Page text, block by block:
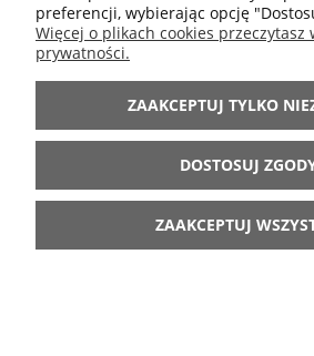
DOŁĄCZ DO
preferencji, wybierając opcję
Więcej o plikach cookies przeczytasz
prywatności.
ZAAKCEPTUJ TYLKO
DOSTOSUJ
ZAAKCEPTUJ